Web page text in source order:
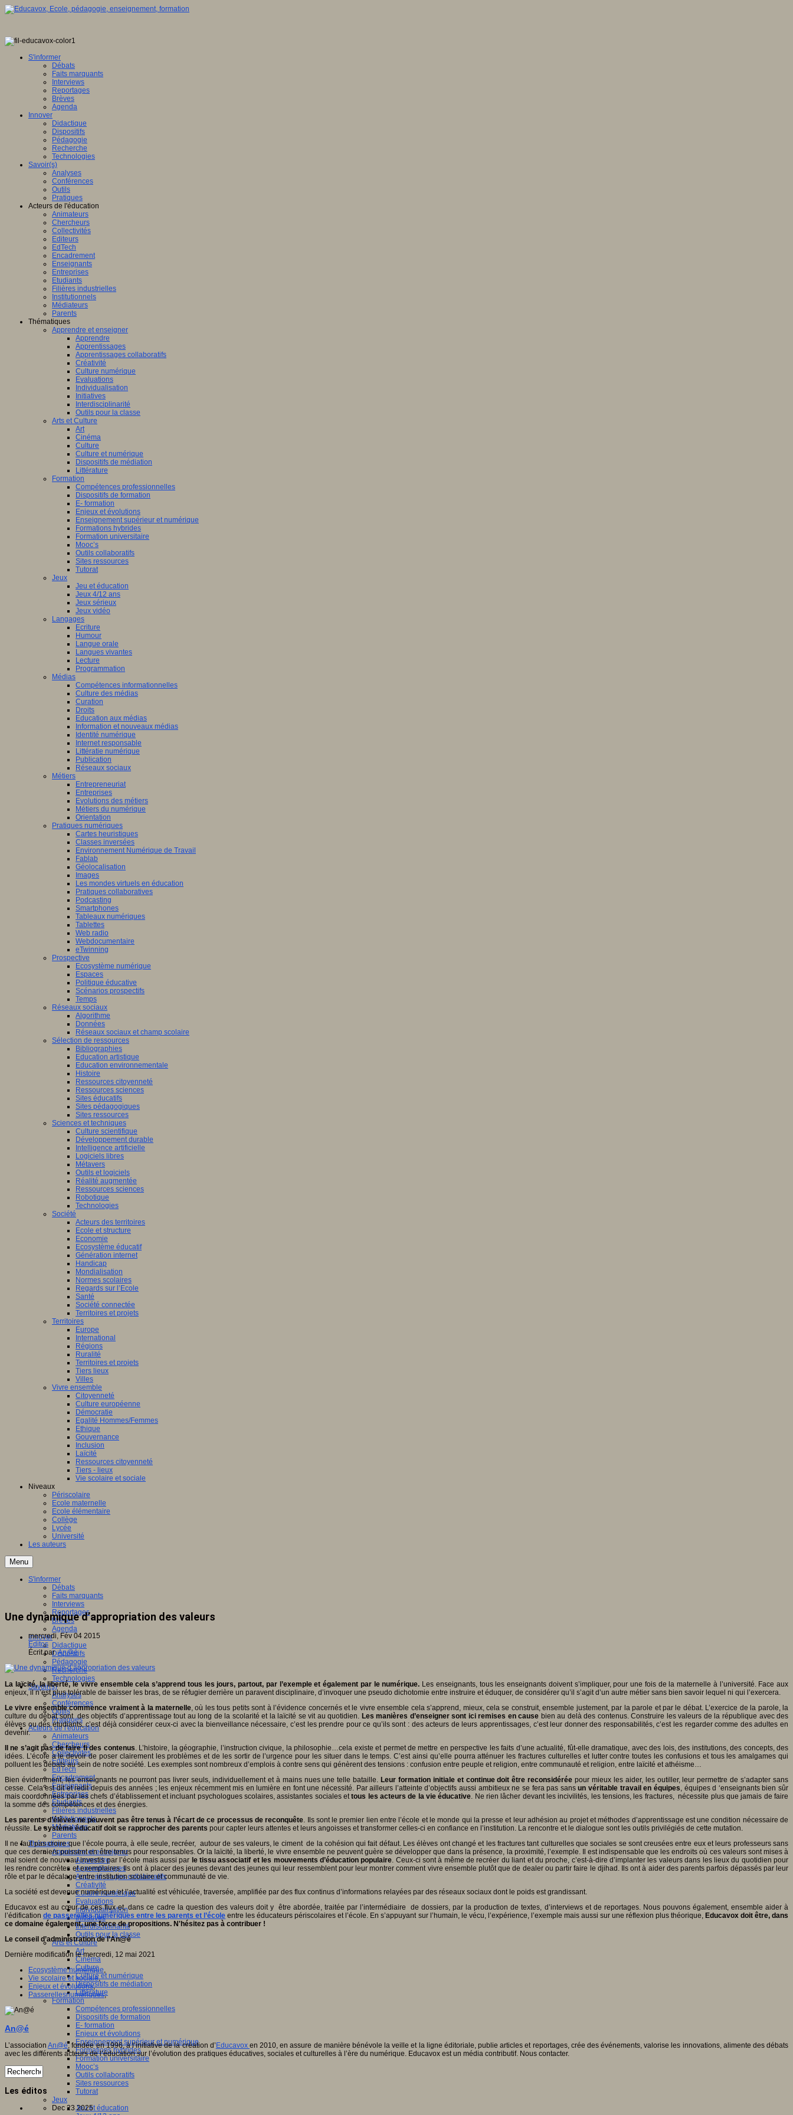
S'informer
Débats
Faits marquants
Interviews
Reportages
Brèves
Agenda
Innover
Didactique
Dispositifs
Pédagogie
Recherche
Technologies
Savoir(s)
Analyses
Conférences
Outils
Pratiques
Acteurs de l'éducation
Animateurs
Chercheurs
Collectivités
Editeurs
EdTech
Encadrement
Enseignants
Entreprises
Etudiants
Filières industrielles
Institutionnels
Médiateurs
Parents
Thématiques
Apprendre et enseigner
Apprendre
Apprentissages
Apprentissages collaboratifs
Créativité
Culture numérique
Evaluations
Individualisation
Initiatives
Interdisciplinarité
Outils pour la classe
Arts et Culture
Art
Cinéma
Culture
Culture et numérique
Dispositifs de médiation
Littérature
Formation
Compétences professionnelles
Dispositifs de formation
E- formation
Enjeux et évolutions
Enseignement supérieur et numérique
Formations hybrides
Formation universitaire
Mooc’s
Outils collaboratifs
Sites ressources
Tutorat
Jeux
Jeu et éducation
Jeux 4/12 ans
Jeux sérieux
Jeux vidéo
Langages
Ecriture
Humour
Langue orale
Langues vivantes
Lecture
Programmation
Médias
Compétences informationnelles
Culture des médias
Curation
Droits
Education aux médias
Information et nouveaux médias
Identité numérique
Internet responsable
Littératie numérique
Publication
Réseaux sociaux
Métiers
Entrepreneuriat
Entreprises
Evolutions des métiers
Métiers du numérique
Orientation
Pratiques numériques
Cartes heuristiques
Classes inversées
Environnement Numérique de Travail
Fablab
Géolocalisation
Images
Les mondes virtuels en éducation
Pratiques collaboratives
Podcasting
Smartphones
Tableaux numériques
Tablettes
Web radio
Webdocumentaire
eTwinning
Prospective
Ecosystème numérique
Espaces
Politique éducative
Scénarios prospectifs
Temps
Réseaux sociaux
Algorithme
Données
Réseaux sociaux et champ scolaire
Sélection de ressources
Bibliographies
Education artistique
Education environnementale
Histoire
Ressources citoyenneté
Ressources sciences
Sites éducatifs
Sites pédagogiques
Sites ressources
Sciences et techniques
Culture scientifique
Développement durable
Intelligence artificielle
Logiciels libres
Métavers
Outils et logiciels
Réalité augmentée
Ressources sciences
Robotique
Technologies
Société
Acteurs des territoires
Ecole et structure
Economie
Ecosystème éducatif
Génération internet
Handicap
Mondialisation
Normes scolaires
Regards sur l’Ecole
Santé
Société connectée
Territoires et projets
Territoires
Europe
International
Régions
Ruralité
Territoires et projets
Tiers lieux
Villes
Vivre ensemble
Citoyenneté
Culture européenne
Démocratie
Egalité Hommes/Femmes
Ethique
Gouvernance
Inclusion
Laïcité
Ressources citoyenneté
Tiers - lieux
Vie scolaire et sociale
Niveaux
Périscolaire
Ecole maternelle
Ecole élémentaire
Collège
Lycée
Université
Les auteurs
Menu
S'informer
Débats
Faits marquants
Interviews
Reportages
Brèves
Agenda
Innover
Didactique
Dispositifs
Pédagogie
Recherche
Technologies
Savoir(s)
Analyses
Conférences
Outils
Pratiques
Acteurs de l'éducation
Animateurs
Chercheurs
Collectivités
Editeurs
EdTech
Encadrement
Enseignants
Entreprises
Etudiants
Filières industrielles
Institutionnels
Médiateurs
Parents
Thématiques
Apprendre et enseigner
Apprendre
Apprentissages
Apprentissages collaboratifs
Créativité
Culture numérique
Evaluations
Individualisation
Initiatives
Interdisciplinarité
Outils pour la classe
Arts et Culture
Art
Cinéma
Culture
Culture et numérique
Dispositifs de médiation
Littérature
Formation
Compétences professionnelles
Dispositifs de formation
E- formation
Enjeux et évolutions
Enseignement supérieur et numérique
Formations hybrides
Formation universitaire
Mooc’s
Outils collaboratifs
Sites ressources
Tutorat
Jeux
Jeu et éducation
Une dynamique d’appropriation des valeurs
mercredi, Fév 04 2015
Editos
Écrit parAn@é
La laïcité, la liberté, le vivre ensemble cela s’apprend tous les jours, partout, par l’exemple et également par le numérique. Les enseignants, tous les enseignants doivent s’impliquer, pour une fois de la maternelle à l’université. Face aux
enjeux, il n’est plus tolérable de baisser les bras, de se réfugier derrière un paravent disciplinaire, d’invoquer une pseudo dichotomie entre instruire et éduquer, de considérer qu’il s’agit d’un autre métier sans bien savoir lequel ni qui l’exercera.
Le vivre ensemble commence vraiment à la maternelle, où les tous petits sont à l’évidence concernés et le vivre ensemble cela s’apprend, mieux, cela se construit, ensemble justement, par la parole et par le débat. L’exercice de la parole, la
culture du débat sont des objectifs d’apprentissage tout au long de la scolarité et la laïcité se vit au quotidien. Les manières d’enseigner sont ici remises en cause bien au delà des contenus. Construire les valeurs de la république avec des
élèves ou des étudiants, c’est déjà considérer ceux-ci avec la bienveillance nécessaire, c’est les prendre pour ce qu’ils sont : des acteurs de leurs apprentissages, c’est leur donner des responsabilités, c’est les regarder comme des adultes en
devenir.
Il ne s’agit pas de faire fi des contenus. L’histoire, la géographie, l’instruction civique, la philosophie…cela existe et permet de mettre en perspective les faits d’une actualité, fût-elle dramatique, avec des lois, des institutions, des concepts, des
idées. L’école a le devoir de poser clairement les problèmes et de les sortir de l’urgence pour les situer dans le temps. C’est ainsi qu’elle pourra atténuer les fractures culturelles et lutter contre toutes les confusions et tous les amalgames qui
polluent les débats au sein de notre société. Les exemples sont nombreux d’emplois à contre sens qui génèrent des tensions : confusion entre peuple et religion, entre communauté et religion, entre laïcité et athéisme…
Bien évidemment, les enseignants ne pourront pas livrer seuls, individuellement et à mains nues une telle bataille.Leur formation initiale et continue doit être reconsidérée pour mieux les aider, les outiller, leur permettre de s’adapter sans
cesse. Cela est dit et redit depuis des années ; les enjeux récemment mis en lumière en font une nécessité. Par ailleurs l’atteinte d’objectifs aussi ambitieux ne se fera pas sansun véritable travail en équipes, équipes d ‘enseignants bien sûr
mais coordonnées par les chefs d’établissement et incluant psychologues scolaires, assistantes sociales ettous les acteurs de la vie éducative. Ne rien lâcher devant les incivilités, les tensions, les fractures, nécessite plus que jamais de faire
la somme des compétences et des énergies.
Les parents d’élèves ne peuvent pas être tenus à l’écart de ce processus de reconquête. Ils sont le premier lien entre l’école et le monde qui la presse et leur adhésion au projet et méthodes d’apprentissage est une condition nécessaire de
réussite. Le système éducatif doit se rapprocher des parents pour capter leurs attentes et leurs angoisses et transformer celles-ci en confiance en l’institution. La rencontre et le dialogue sont les outils privilégiés de cette mutation.
Il ne faut pas croire que l’école pourra, à elle seule, recréer, autour de ses valeurs, le ciment de la cohésion qui fait défaut. Les élèves ont changé et les fractures tant culturelles que sociales se sont creusées entre eux et leurs professeurs sans
que ces derniers puissent en être tenus pour responsables. Or la laïcité, la liberté, le vivre ensemble ne peuvent guère se développer que dans la présence, la proximité, l’exemple. Il est indispensable que les endroits où ces valeurs sont mises à
mal soient de nouveau investis par l’école mais aussi par le tissu associatif et les mouvements d’éducation populaire. Ceux-ci sont à même de recréer du liant et du proche, c’est-à-dire d’implanter les valeurs dans les lieux du quotidien pour
les rendre concrètes et exemplaires. Ils ont à placer des jeunes devant des jeunes qui leur ressemblent pour leur montrer comment vivre ensemble plutôt que de dealer ou partir faire le djihad. Ils ont à aider des parents parfois dépassés par leur
rôle et par le décalage entre institution scolaire et communauté de vie.
La société est devenue numérique et l’actualité est véhiculée, traversée, amplifiée par des flux continus d’informations relayées par des réseaux sociaux dont le poids est grandissant.
Educavox est au cœur de ces flux et, dans ce cadre la question des valeurs doit y être abordée, traitée par l’intermédiaire de dossiers, par la production de textes, d’interviews et de reportages. Nous pouvons également, ensemble aider à
l’édificationde passerelles numériques entre les parents et l’école entre les éducateurs périscolaires et l’école. En s’appuyant sur l’humain, le vécu, l’expérience, l’exemple mais aussi sur une réflexion plus théorique, Educavox doit être, dans
ce domaine également, une force de propositions. N'hésitez pas à contribuer !
Le conseil d’administration de l’An@é
Dernière modification le mercredi, 12 mai 2021
Ecosystème numérique,
Vie scolaire et sociale,
Enjeux et évolutions,
Passerellesnumériques,
An@é
L’associationAn@é, fondée en 1996, à l’initiative de la création d’ Educavox en 2010, en assure de manière bénévole la veille et la ligne éditoriale, publie articles et reportages, crée des événements, valorise les innovations, alimente des débats
avec les différents acteurs de l’éducation sur l’évolution des pratiques éducatives, sociales et culturelles à l’ère du numérique. Educavox est un média contributif. Nous contacter.
Les éditos
Dec 23 2025